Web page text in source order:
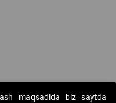
maqsadida biz saytda